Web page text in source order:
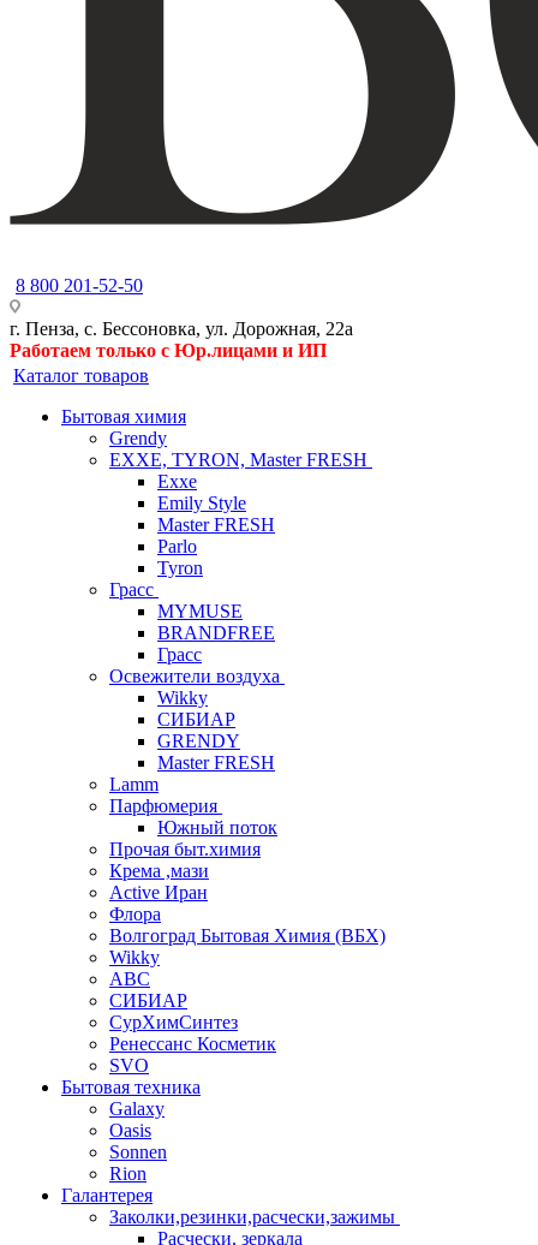
8 800 201-52-50
г. Пенза, с. Бессоновка, ул. Дорожная, 22а
Работаем только с Юр.лицами и ИП
Каталог товаров
Бытовая химия
Grendy
EXXE, TYRON, Master FRESH
Exxe
Emily Style
Master FRESH
Parlo
Tyron
Грасс
MYMUSE
BRANDFREE
Грасс
Освежители воздуха
Wikky
СИБИАР
GRENDY
Master FRESH
Lamm
Парфюмерия
Южный поток
Прочая быт.химия
Крема ,мази
Аctive Иран
Флора
Волгоград Бытовая Химия (ВБХ)
Wikky
АВС
СИБИАР
СурХимСинтез
Ренессанс Косметик
SVO
Бытовая техника
Galaxy
Oasis
Sonnen
Rion
Галантерея
Заколки,резинки,расчески,зажимы
Расчески, зеркала